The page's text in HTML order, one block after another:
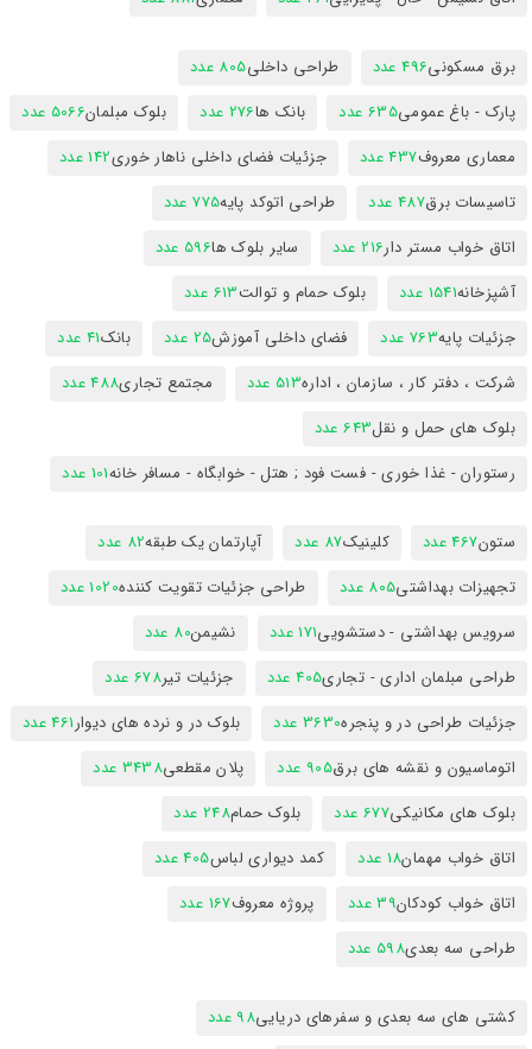
برق مسکونی496 عدد طراحی داخلی805 عدد
پارک - باغ عمومی635 عدد بانک ها276 عدد بلوک مبلمان5066 عدد
معماری معروف437 عدد جزئیات فضای داخلی ناهار خوری142 عدد
تاسیسات برق487 عدد طراحی اتوکد پایه775 عدد
اتاق خواب مستر دار216 عدد سایر بلوک ها596 عدد
آشپزخانه1541 عدد بلوک حمام و توالت613 عدد
جزئیات پایه763 عدد فضای داخلی آموزش25 عدد بانک41 عدد
شرکت ، دفتر کار ، سازمان ، اداره513 عدد مجتمع تجاری488 عدد
بلوک های حمل و نقل643 عدد
رستوران - غذا خوری - فست فود ; هتل - خوابگاه - مسافر خانه101 عدد
ستون467 عدد کلینیک87 عدد آپارتمان یک طبقه82 عدد
تجهیزات بهداشتی805 عدد طراحی جزئیات تقویت کننده1020 عدد
سرویس بهداشتی - دستشویی171 عدد نشیمن80 عدد
طراحی مبلمان اداری - تجاری405 عدد جزئیات تیر678 عدد
جزئیات طراحی در و پنجره3630 عدد بلوک در و نرده های دیوار461 عدد
اتوماسیون و نقشه های برق905 عدد پلان مقطعی3438 عدد
بلوک های مکانیکی677 عدد بلوک حمام248 عدد
اتاق خواب مهمان18 عدد کمد دیواری لباس405 عدد
اتاق خواب کودکان39 عدد پروژه معروف167 عدد
طراحی سه بعدی598 عدد
کشتی های سه بعدی و سفرهای دریایی98 عدد